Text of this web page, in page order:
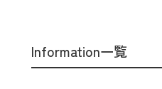
Information一覧